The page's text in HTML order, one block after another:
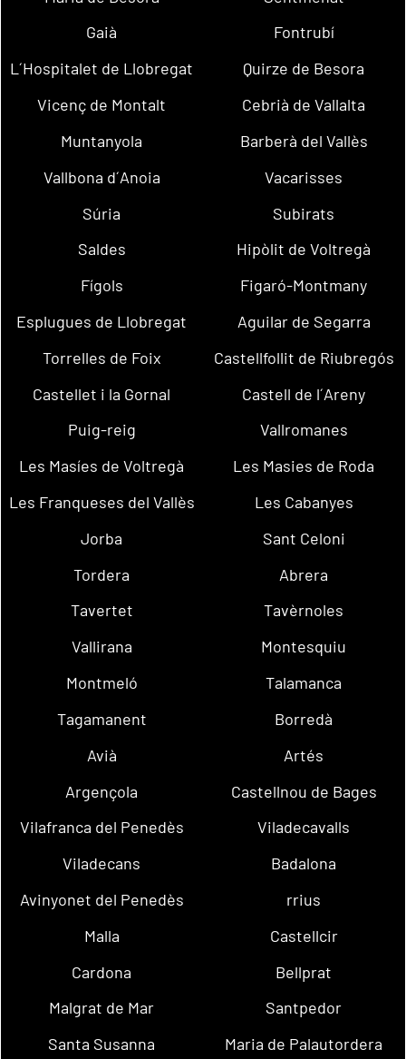
Gaià
Fontrubí
L´Hospitalet de Llobregat
Quirze de Besora
Vicenç de Montalt
Cebrià de Vallalta
Muntanyola
Barberà del Vallès
Vallbona d´Anoia
Vacarisses
Súria
Subirats
Saldes
Hipòlit de Voltregà
Fígols
Figaró-Montmany
Esplugues de Llobregat
Aguilar de Segarra
Torrelles de Foix
Castellfollit de Riubregós
Castellet i la Gornal
Castell de l´Areny
Puig-reig
Vallromanes
Les Masíes de Voltregà
Les Masies de Roda
Les Franqueses del Vallès
Les Cabanyes
Jorba
Sant Celoni
Tordera
Abrera
Tavertet
Tavèrnoles
Vallirana
Montesquiu
Montmeló
Talamanca
Tagamanent
Borredà
Avià
Artés
Argençola
Castellnou de Bages
Vilafranca del Penedès
Viladecavalls
Viladecans
Badalona
Avinyonet del Penedès
rrius
Malla
Castellcir
Cardona
Bellprat
Malgrat de Mar
Santpedor
Santa Susanna
Maria de Palautordera